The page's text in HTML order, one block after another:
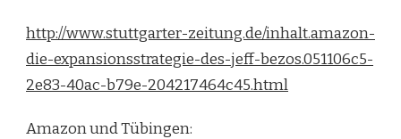
http://www.stuttgarter-zeitung.de/inhalt.amazon-
die-expansionsstrategie-des-jeff-bezos.051106c5-
2e83-40ac-b79e-204217464c45.html
Amazon und Tübingen: